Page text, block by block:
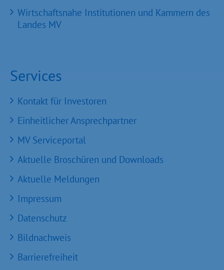
Wirtschaftsnahe Institutionen und Kammern des
Landes MV
Services
Kontakt für Investoren
Einheitlicher Ansprechpartner
MV Serviceportal
Aktuelle Broschüren und Downloads
Aktuelle Meldungen
Impressum
Datenschutz
Bildnachweis
Barrierefreiheit